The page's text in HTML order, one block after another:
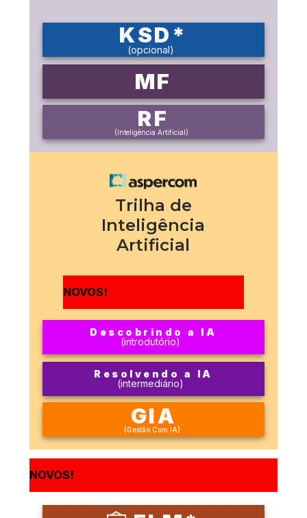
KSD*
(opcional)
MF
RF
(Inteligência Artificial)
Trilha de
Inteligência
Artificial
NOVOS!
Descobrindo a IA
(introdutório)
Resolvendo a IA
(intermediário)
GIA
(Gestão Com IA)
NOVOS!